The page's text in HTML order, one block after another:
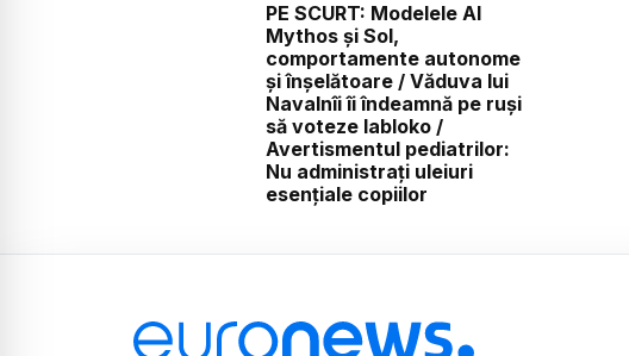
PE SCURT: Modelele AI
Mythos și Sol,
comportamente autonome
și înșelătoare / Văduva lui
Navalnîi îi îndeamnă pe ruși
să voteze Iabloko /
Avertismentul pediatrilor:
Nu administrați uleiuri
esențiale copiilor